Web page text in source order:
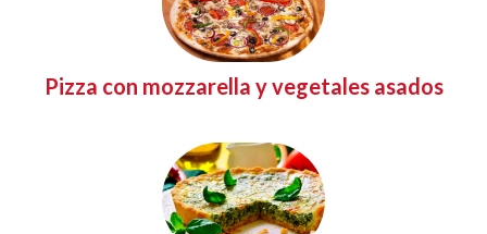
Pizza con mozzarella y vegetales asados